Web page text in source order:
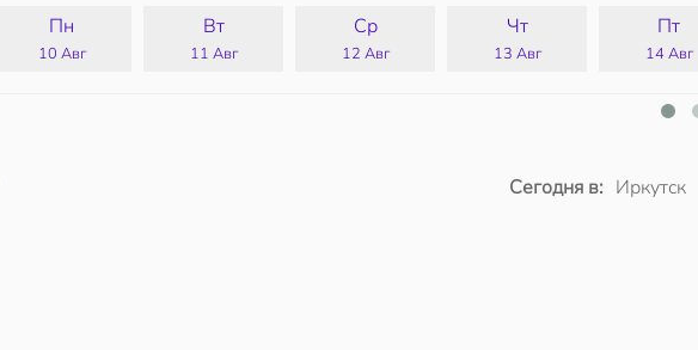
Пн
10 Авг
Вт
11 Авг
Ср
12 Авг
Чт
13 Авг
Пт
14 Авг
Сегодня в: Иркутск